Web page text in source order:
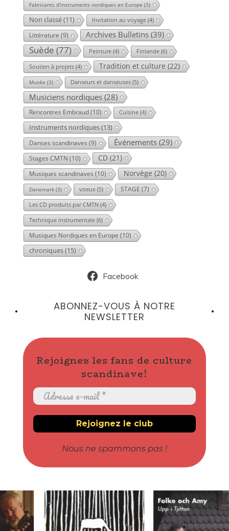
Fabricants d'instruments nordiques en Europe (3)
Non classé(11) Invitation au voyage(4)
Littérature (9) Archives Bulletins(39)
Suède (77) Peinture(4) Finlande(6)
Soutien à projets(4) Tradition et culture (22)
Musée (3) Danseurs et danseuses(5)
Musiciens nordiques(28)
Rencontres Embraud(10) Cuisine(4)
Instruments nordiques(13)
Danses scandinaves (9) Événements(29)
Stages CMTN (10) CD(21)
Musiques scandinaves (10) Norvège (20)
Danemark(3) voeux(5) STAGE (7)
Les CD produits par CMTN(4)
Technique instrumentale(6)
Musiques Nordiques en Europe (10)
chroniques(15)
Facebook
ABONNEZ-VOUS À NOTRE
NEWSLETTER
Rejoignez les fans de culture
scandinave!
Nous ne spammons pas !